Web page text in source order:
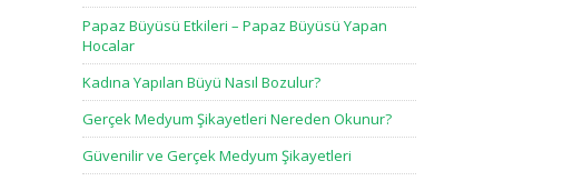
Papaz Büyüsü Etkileri – Papaz Büyüsü Yapan
Hocalar
Kadına Yapılan Büyü Nasıl Bozulur?
Gerçek Medyum Şikayetleri Nereden Okunur?
Güvenilir ve Gerçek Medyum Şikayetleri